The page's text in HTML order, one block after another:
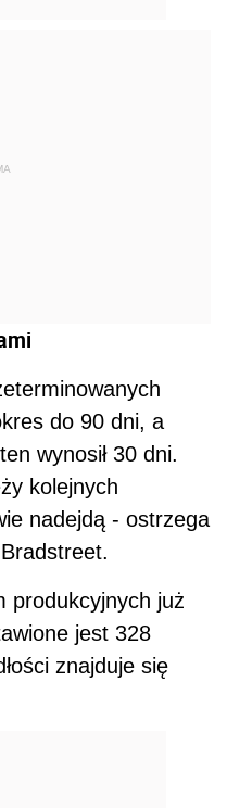
do 90 dni, a
wynosił 30 dni.
kolejnych
nadejdą - ostrzega
produkcyjnych już
jest 328
znajduje się